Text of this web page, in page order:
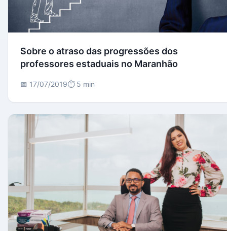
Sobre o atraso das progressões dos
professores estaduais no Maranhão
📅 17/07/2019⏱️ 5 min